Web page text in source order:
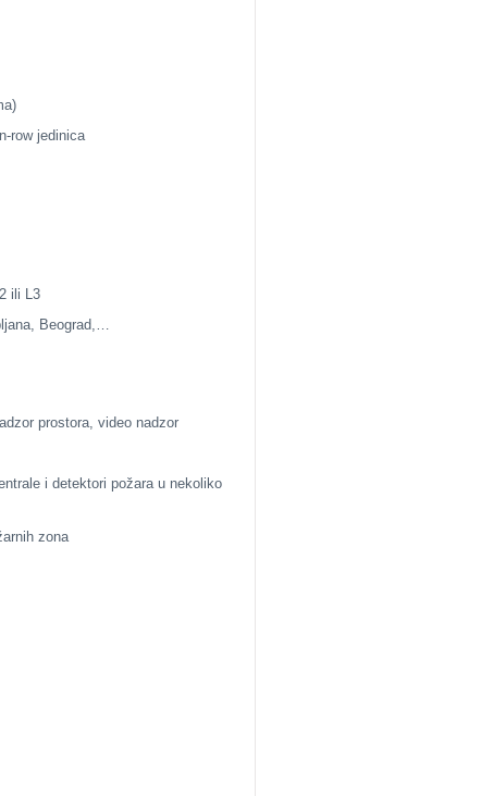
row jedinica
ili L3
Beograd,…
prostora, video nadzor
i detektori požara u nekoliko
zona